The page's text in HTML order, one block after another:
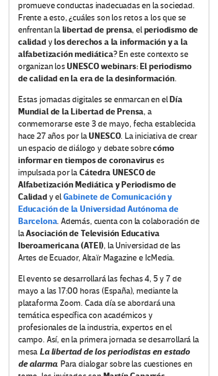
promueve conductas inadecuadas en la sociedad.
Frente a esto, ¿cuáles son los retos a los que se
enfrentan la libertad de prensa, el periodismo de
calidady los derechos a la información y a la
alfabetización mediática? En este contexto se
organizan los UNESCO webinars: El periodismo
de calidad en la era de la desinformación.
Estas jornadas digitales se enmarcan en elDía
Mundial de la Libertad de Prensa, a
conmemorarse este 3 de mayo, fecha establecida
hace 27 años por laUNESCO. La iniciativa de crear
un espacio de diálogo y debate sobrecómo
informar en tiempos de coronaviruses
impulsada por laCátedra UNESCO de
Alfabetización Mediática y Periodismo de
Calidady elGabinete de Comunicación y
Educación de la Universidad Autónoma de
Barcelona. Además, cuenta con la colaboración de
laAsociación de Televisión Educativa
Iberoamericana (ATEI), la Universidad de las
Artes de Ecuador, Altaïr Magazine e IcMedia.
El evento se desarrollará las fechas 4, 5 y 7 de
mayo a las 17:00 horas (España), mediante la
plataforma Zoom. Cada día se abordará una
temática específica con académicos y
profesionales de la industria, expertos en el
campo. Así, en la primera jornada se desarrollará la
mesa La libertad de los periodistas en estado
de alarma. Para dialogar sobre las cuestiones en